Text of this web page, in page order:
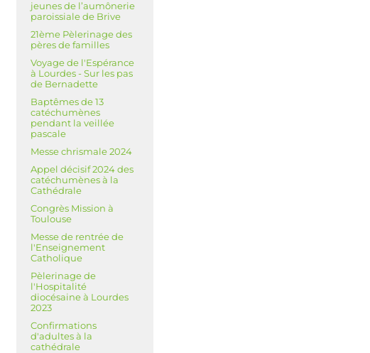
jeunes de l’aumônerie
paroissiale de Brive
21ème Pèlerinage des
pères de familles
Voyage de l'Espérance
à Lourdes - Sur les pas
de Bernadette
Baptêmes de 13
catéchumènes
pendant la veillée
pascale
Messe chrismale 2024
Appel décisif 2024 des
catéchumènes à la
Cathédrale
Congrès Mission à
Toulouse
Messe de rentrée de
l'Enseignement
Catholique
Pèlerinage de
l'Hospitalité
diocésaine à Lourdes
2023
Confirmations
d'adultes à la
cathédrale